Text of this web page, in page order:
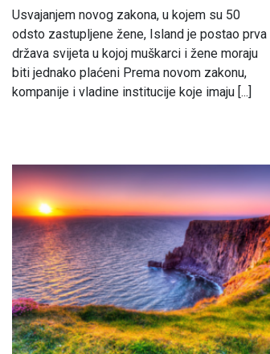
Usvajanjem novog zakona, u kojem su 50
odsto zastupljene žene, Island je postao prva
država svijeta u kojoj muškarci i žene moraju
biti jednako plaćeni Prema novom zakonu,
kompanije i vladine institucije koje imaju [...]